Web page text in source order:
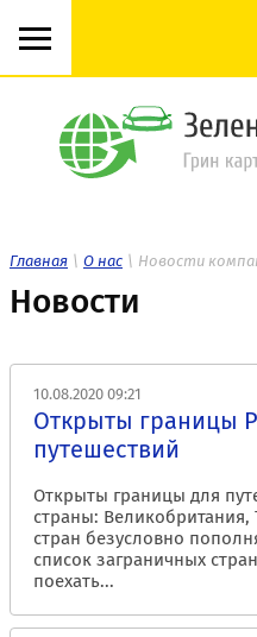
Главная \ О нас \ Новости
Новости
10.08.2020 09:21
Открыты границы
путешествий
Открыты границы для
страны: Великобритания,
стран безусловно
список заграничных
поехать...